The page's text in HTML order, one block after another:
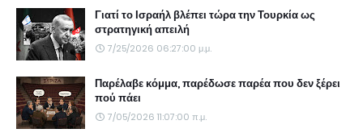
Γιατί το Ισραήλ βλέπει τώρα την Τουρκία ως
στρατηγική απειλή
7/25/2026 06:27:00 μ.μ.
Παρέλαβε κόμμα, παρέδωσε παρέα που δεν ξέρει
πού πάει
7/05/2026 11:07:00 π.μ.